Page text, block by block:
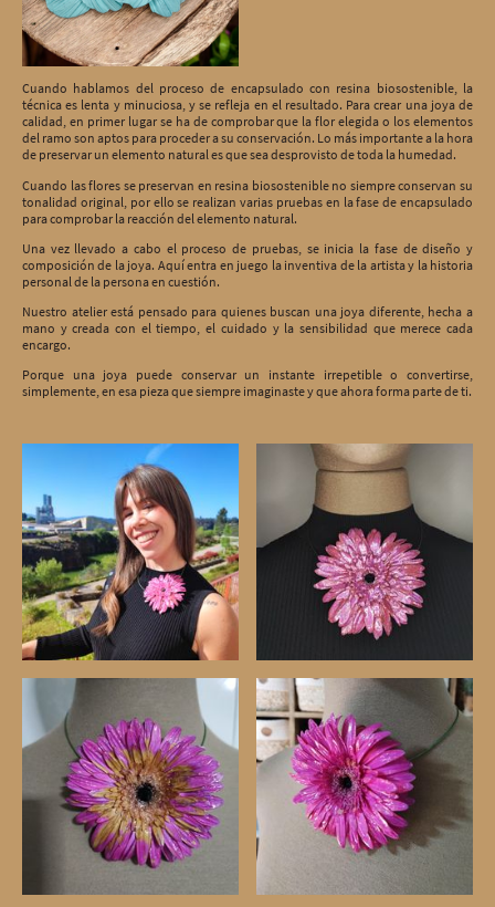
Cuando hablamos del proceso de encapsulado con resina biosostenible, la
técnica es lenta y minuciosa, y se refleja en el resultado. Para crear una joya de
calidad, en primer lugar se ha de comprobar que la flor elegida o los elementos
del ramo son aptos para proceder a su conservación. Lo más importante a la hora
de preservar un elemento natural es que sea desprovisto de toda la humedad.
Cuando las flores se preservan en resina biosostenible no siempre conservan su
tonalidad original, por ello se realizan varias pruebas en la fase de encapsulado
para comprobar la reacción del elemento natural.
Una vez llevado a cabo el proceso de pruebas, se inicia la fase de diseño y
composición de la joya. Aquí entra en juego la inventiva de la artista y la historia
personal de la persona en cuestión.
Nuestro atelier está pensado para quienes buscan una joya diferente, hecha a
mano y creada con el tiempo, el cuidado y la sensibilidad que merece cada
encargo.
Porque una joya puede conservar un instante irrepetible o convertirse,
simplemente, en esa pieza que siempre imaginaste y que ahora forma parte de ti.